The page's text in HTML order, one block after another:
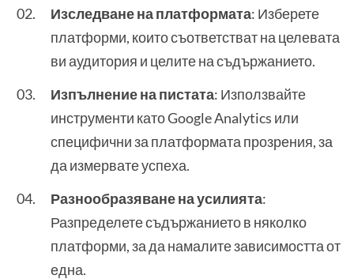
Изследване на платформата: Изберете
платформи, които съответстват на целевата
ви аудитория и целите на съдържанието.
Изпълнение на пистата: Използвайте
инструменти като Google Analytics или
специфични за платформата прозрения, за
да измервате успеха.
Разнообразяване на усилията:
Разпределете съдържанието в няколко
платформи, за да намалите зависимостта от
една.